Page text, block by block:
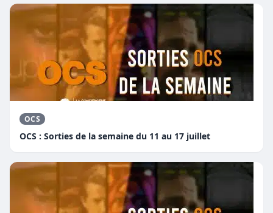
OCS
OCS : Sorties de la semaine du 11 au 17 juillet